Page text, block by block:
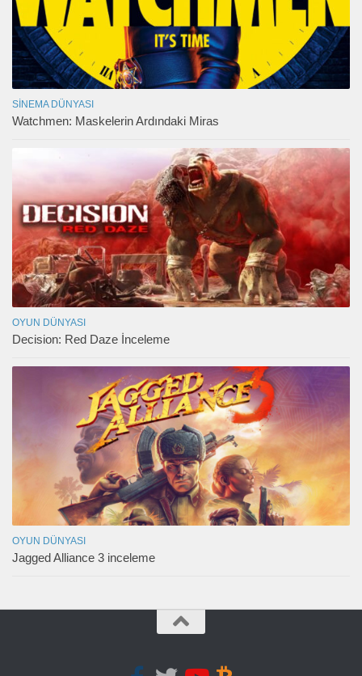
SINEMA DÜNYASI
Watchmen: Maskelerin Ardındaki Miras
OYUN DÜNYASI
Decision: Red Daze İnceleme
OYUN DÜNYASI
Jagged Alliance 3 inceleme